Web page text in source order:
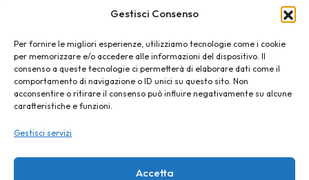
Gestisci Consenso
Per fornire le migliori esperienze, utilizziamo tecnologie come i cookie
per memorizzare e/o accedere alle informazioni del dispositivo. Il
consenso a queste tecnologie ci permetterà di elaborare dati come il
comportamento di navigazione o ID unici su questo sito. Non
acconsentire o ritirare il consenso può influire negativamente su alcune
caratteristiche e funzioni.
Gestisci servizi
Accetta
sposincampania@pec.it
Link
Top100
News e Tendenze
Destination Wedding